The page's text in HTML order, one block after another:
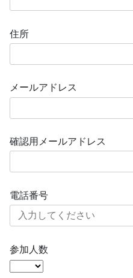
住所
メールアドレス
確認用メールアドレス
電話番号
参加人数